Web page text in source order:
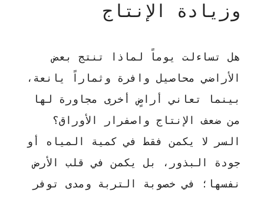
وزيادة الإنتاج
هل تساءلت يوماً لماذا تنتج بعض
الأراضي محاصيل وافرة وثماراً يانعة،
بينما تعاني أراضٍ أخرى مجاورة لها
من ضعف الإنتاج واصفرار الأوراق؟
السر لا يكمن فقط في كمية المياه أو
جودة البذور، بل يكمن في قلب الأرض
نفسها؛ في خصوبة التربة ومدى توفر